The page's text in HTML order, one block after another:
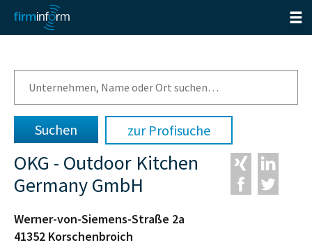
zur Profisuche
OKG - Outdoor Kitchen
Germany GmbH
Werner-von-Siemens-Straße 2a
41352 Korschenbroich